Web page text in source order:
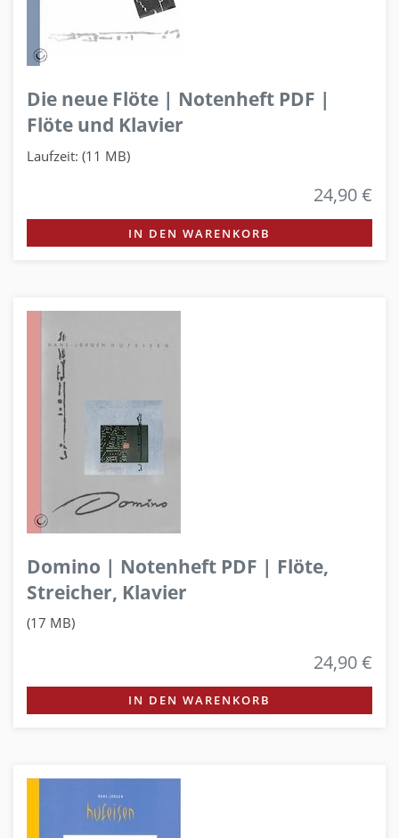
Die neue Flöte | Notenheft PDF |
Flöte und Klavier
Laufzeit: (11 MB)
24,90 €
IN DEN WARENKORB
Domino | Notenheft PDF | Flöte,
Streicher, Klavier
(17 MB)
24,90 €
IN DEN WARENKORB